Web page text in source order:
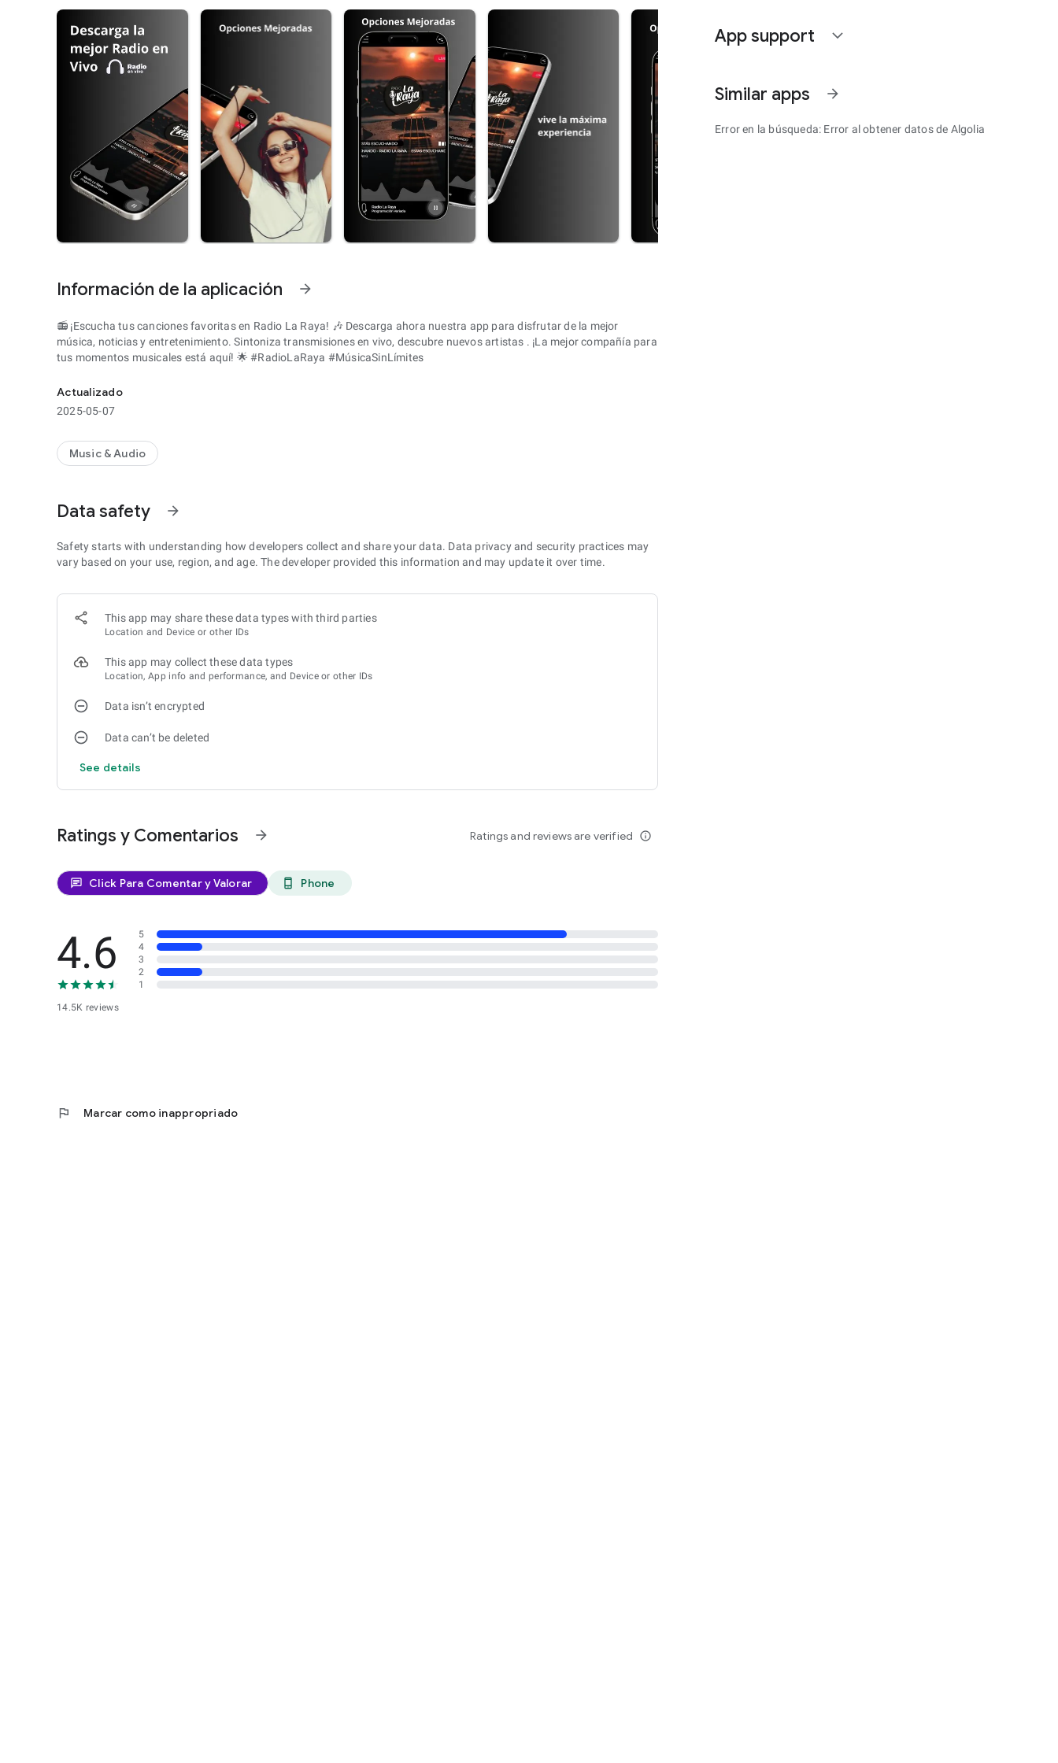
Información de la aplicación arrow_forward
📻 ¡Escucha tus canciones favoritas en Radio La Raya! 🎶 Descarga ahora nuestra app para disfrutar de la mejor
música, noticias y entretenimiento. Sintoniza transmisiones en vivo, descubre nuevos artistas . ¡La mejor compañía para
tus momentos musicales está aquí! 🌟 #RadioLaRaya #MúsicaSinLímites
Actualizado
2025-05-07
Music & Audio
Data safety arrow_forward
Safety starts with understanding how developers collect and share your data. Data privacy and security practices may
vary based on your use, region, and age. The developer provided this information and may update it over time.
This app may share these data types with third parties
Location and Device or other IDs
This app may collect these data types
Location, App info and performance, and Device or other IDs
Data isn’t encrypted
Data can’t be deleted
See details
Ratings y Comentarios arrow_forward Ratings and reviews are verified info_outline
chat Click Para Comentar y Valorar phone_android Phone
4.6
14.5K reviews
5
4
3
2
1
flag Marcar como inappropriado
App support expand_more
Similar apps arrow_forward
Error en la búsqueda: Error al obtener datos de Algolia